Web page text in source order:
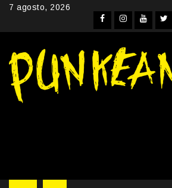
Skip7 agosto, 2026
Facebook